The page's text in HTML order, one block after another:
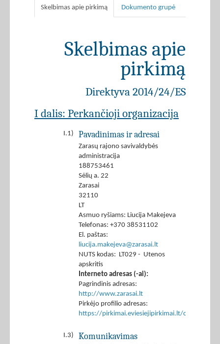
Skelbimas apie pirkimą Dokumento grupė
Skelbimas apie
pirkimą
Direktyva 2014/24/ES
I dalis: Perkančioji organizacija
I.1) Pavadinimas ir adresai
Zarasų rajono savivaldybės
administracija
188753461
Sėlių a. 22
Zarasai
32110
LT
Asmuo ryšiams: Liucija Makejeva
Telefonas: +370 38531102
El. paštas:
liucija.makejeva@zarasai.lt
NUTS kodas: LT029 - Utenos
apskritis
Interneto adresas (-ai):
Pagrindinis adresas:
http://www.zarasai.lt
Pirkėjo profilio adresas:
https://pirkimai.eviesiejipirkimai.lt/ctm/
I.3) Komunikavimas